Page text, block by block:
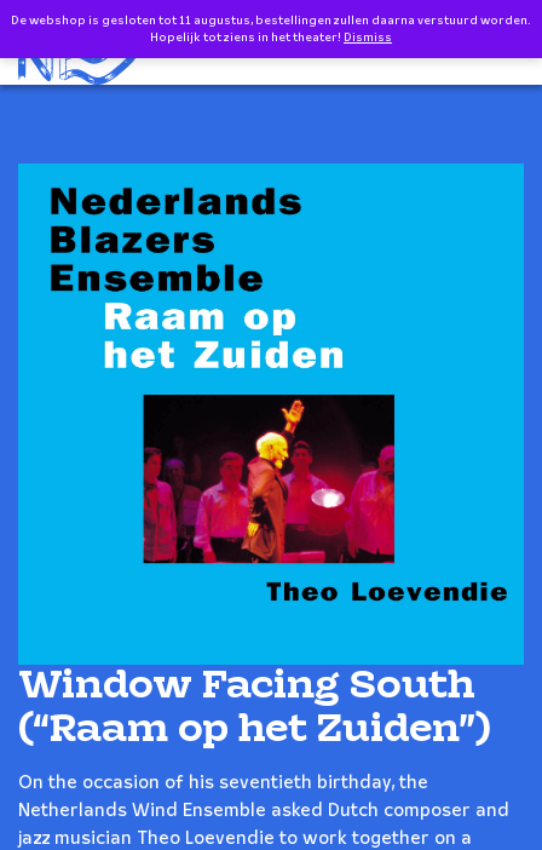
0
Window Facing South
(“Raam op het Zuiden”)
On the occasion of his seventieth birthday, the
Netherlands Wind Ensemble asked Dutch composer and
jazz musician Theo Loevendie to work together on a
De webshop is gesloten tot 11 augustus, bestellingen zullen daarna verstuurd worden.
Hopelijk tot ziens in het theater! Dismiss